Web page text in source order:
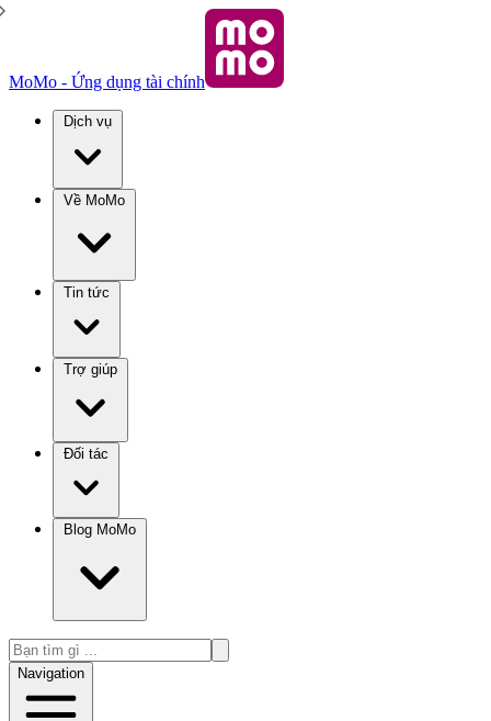
MoMo - Ứng dụng tài chính
Dịch vụ
Về MoMo
Tin tức
Trợ giúp
Đối tác
Blog MoMo
Navigation